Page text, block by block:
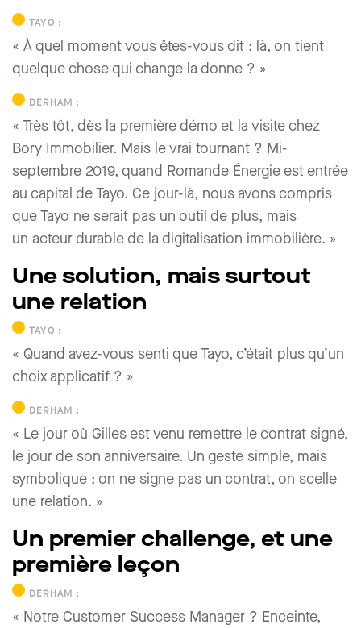
TAYO :
« À quel moment vous êtes-vous dit : là, on tient
quelque chose qui change la donne ? »
DERHAM :
« Très tôt, dès la première démo et la visite chez
Bory Immobilier. Mais le vrai tournant ? Mi-
septembre 2019, quand Romande Énergie est entrée
au capital de Tayo. Ce jour-là, nous avons compris
que Tayo ne serait pas un outil de plus, mais
un acteur durable de la digitalisation immobilière. »
Une solution, mais surtout
une relation
TAYO :
« Quand avez-vous senti que Tayo, c’était plus qu’un
choix applicatif ? »
DERHAM :
« Le jour où Gilles est venu remettre le contrat signé,
le jour de son anniversaire. Un geste simple, mais
symbolique : on ne signe pas un contrat, on scelle
une relation. »
Un premier challenge, et une
première leçon
DERHAM :
« Notre Customer Success Manager ? Enceinte,